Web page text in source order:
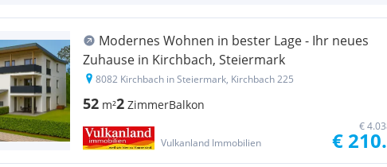
Modernes Wohnen in bester Lage - Ihr neues
Zuhause in Kirchbach, Steiermark
8082 Kirchbach in Steiermark, Kirchbach 225
52 m²2 ZimmerBalkon
Vulkanland Immobilien
€
€